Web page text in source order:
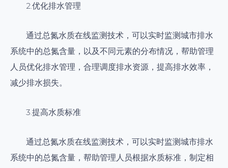
2.优化排水管理
通过总氮水质在线监测技术，可以实时监测城市排水
系统中的总氮含量，以及不同元素的分布情况，帮助管理
人员优化排水管理，合理调度排水资源，提高排水效率，
减少排水损失。
3.提高水质标准
通过总氮水质在线监测技术，可以实时监测城市排水
系统中的总氮含量，帮助管理人员根据水质标准，制定相